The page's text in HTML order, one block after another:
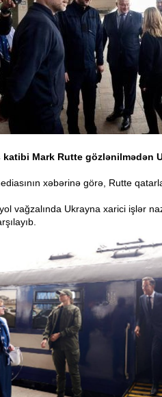
katibi Mark Rutte gözlənilmədən
xəbərinə görə, Rutte
vağzalında Ukrayna xarici işlər